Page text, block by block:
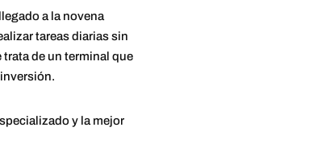
a la novena
tareas diarias sin
trata de un terminal que
y la mejor